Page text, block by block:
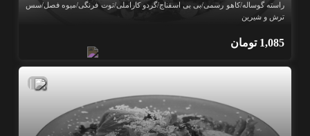
راسته گوساله/کاهو رسمی/بی بی اسفناج/گردو کاراملی/توت فرنگی/میوه فصل/سس
ترش و شیرین
1,085 تومان
|